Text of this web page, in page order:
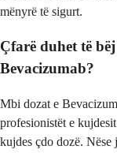
mënyrë të sigurt.
Çfarë duhet të
Bevacizumab?
Mbi dozat e
profesionistët e
kujdes çdo dozë. Nëse